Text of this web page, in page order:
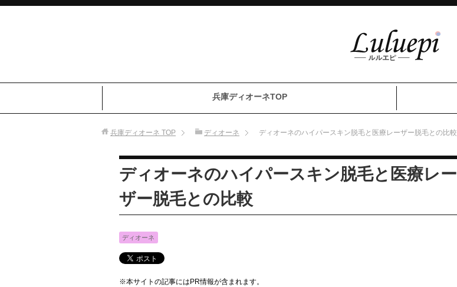
兵庫ディオーネTOP
兵庫ディオーネ TOP ディオーネ ディオーネのハイパースキン脱毛と医療レーザー脱毛との比較
ディオーネのハイパースキン脱毛と医療レー
ザー脱毛との比較
ディオーネ
※本サイトの記事にはPR情報が含まれます。